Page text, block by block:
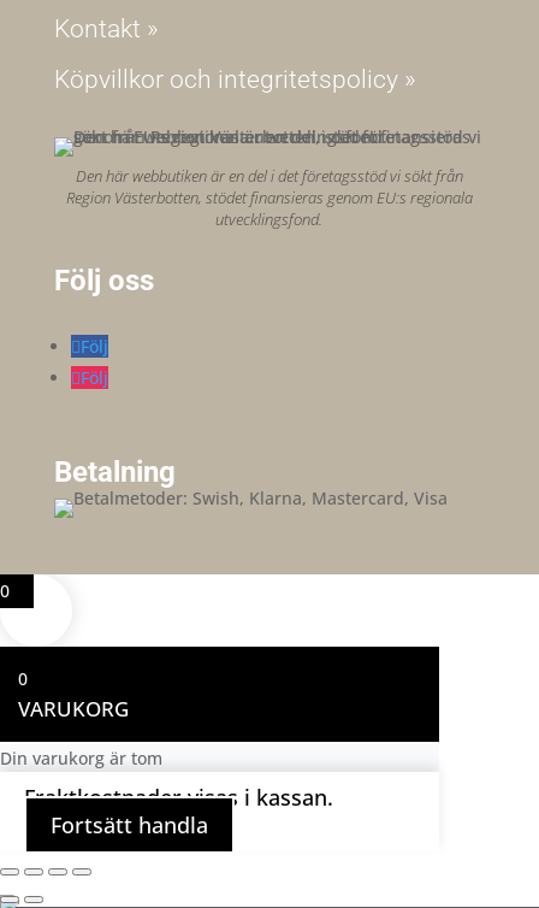
Kontakt »
Köpvillkor och integritetspolicy »
Den här webbutiken är en del i det företagsstöd vi sökt från
Region Västerbotten, stödet finansieras genom EU:s regionala
utvecklingsfond.
Följ oss
Följ
Följ
Betalning
0
0
VARUKORG
Din varukorg är tom
Fraktkostnader visas i kassan.
Fortsätt handla